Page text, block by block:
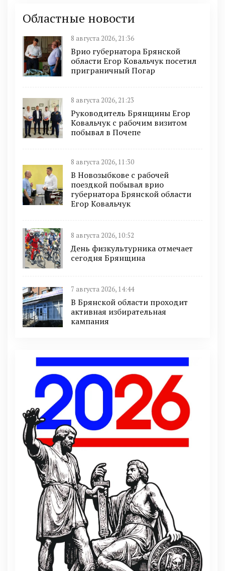
Областные новости
8 августа 2026, 21:36
Врио губернатора Брянской
области Егор Ковальчук посетил
приграничный Погар
8 августа 2026, 21:23
Руководитель Брянщины Егор
Ковальчук с рабочим визитом
побывал в Почепе
8 августа 2026, 11:30
В Новозыбкове с рабочей
поездкой побывал врио
губернатора Брянской области
Егор Ковальчук
8 августа 2026, 10:52
День физкультурника отмечает
сегодня Брянщина
7 августа 2026, 14:44
В Брянской области проходит
активная избирательная
кампания